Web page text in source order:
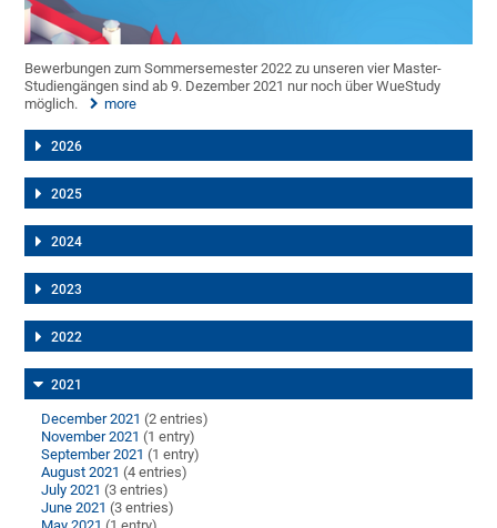
Bewerbungen zum Sommersemester 2022 zu unseren vier Master-
Studiengängen sind ab 9. Dezember 2021 nur noch über WueStudy
möglich.
more
2026
2025
2024
2023
2022
2021
December 2021 (2 entries)
November 2021 (1 entry)
September 2021 (1 entry)
August 2021 (4 entries)
July 2021 (3 entries)
June 2021 (3 entries)